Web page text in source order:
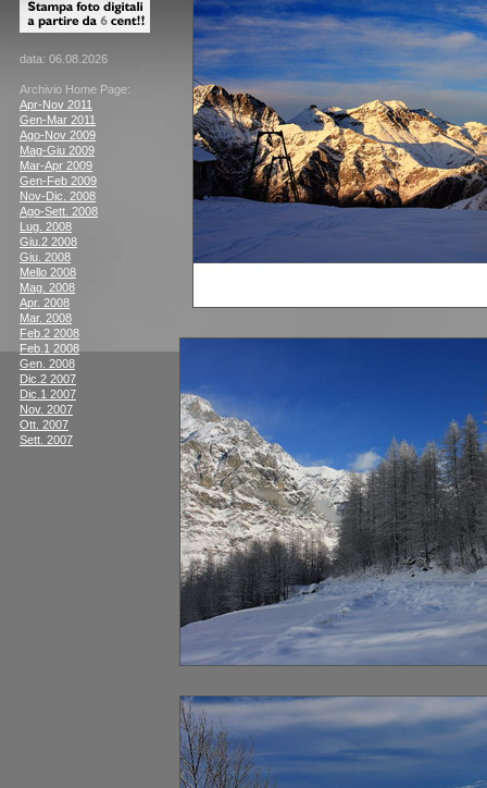
data: 06.08.2026
Archivio Home Page:
Apr-Nov 2011
Gen-Mar 2011
Ago-Nov 2009
Mag-Giu 2009
Mar-Apr 2009
Gen-Feb 2009
Nov-Dic. 2008
Ago-Sett. 2008
Lug. 2008
Giu.2 2008
Giu. 2008
Mello 2008
Mag. 2008
Apr. 2008
Mar. 2008
Feb.2 2008
Feb.1 2008
Gen. 2008
Dic.2 2007
Dic.1 2007
Nov. 2007
Ott. 2007
Sett. 2007